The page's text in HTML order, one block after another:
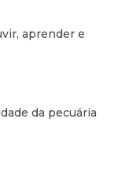
aprender e
da pecuária